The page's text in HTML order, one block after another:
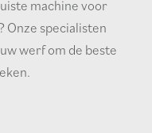
machine voor
Onze specialisten
werf om de beste